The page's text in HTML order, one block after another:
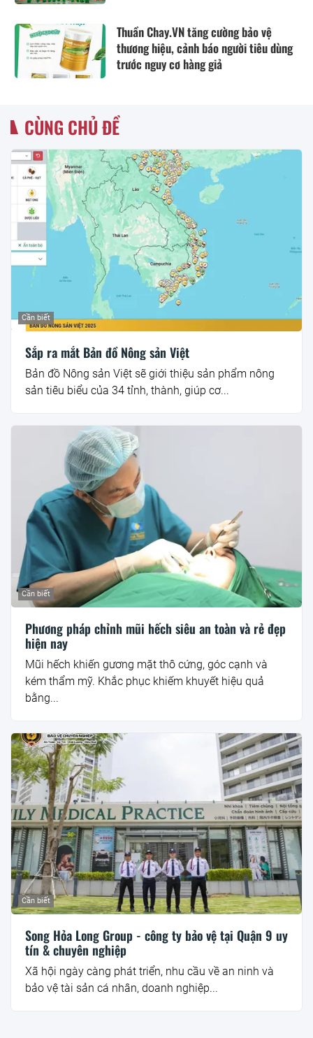
Thuần Chay.VN tăng cường bảo vệ
thương hiệu, cảnh báo người tiêu dùng
trước nguy cơ hàng giả
CÙNG CHỦ ĐỀ
Cần biết
Sắp ra mắt Bản đồ Nông sản Việt
Bản đồ Nông sản Việt sẽ giới thiệu sản phẩm nông
sản tiêu biểu của 34 tỉnh, thành, giúp cơ...
Cần biết
Phương pháp chỉnh mũi hếch siêu an toàn và rẻ đẹp
hiện nay
Mũi hếch khiến gương mặt thô cứng, góc cạnh và
kém thẩm mỹ. Khắc phục khiếm khuyết hiệu quả
bằng...
Cần biết
Song Hỏa Long Group - công ty bảo vệ tại Quận 9 uy
tín & chuyên nghiệp
Xã hội ngày càng phát triển, nhu cầu về an ninh và
bảo vệ tài sản cá nhân, doanh nghiệp...